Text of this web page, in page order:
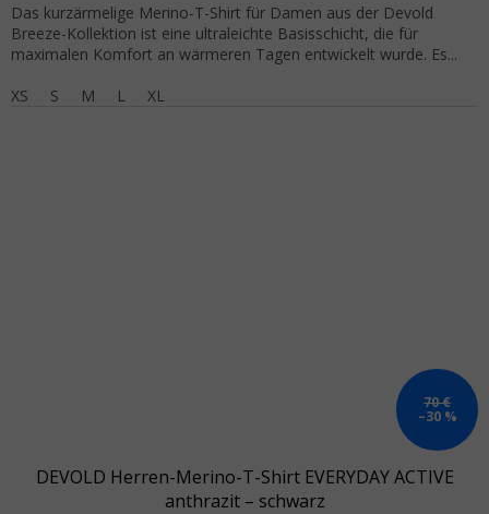
Das kurzärmelige Merino-T-Shirt für Damen aus der Devold
Breeze-Kollektion ist eine ultraleichte Basisschicht, die für
maximalen Komfort an wärmeren Tagen entwickelt wurde. Es...
XS
S M L XL
70 €
–30 %
DEVOLD Herren-Merino-T-Shirt EVERYDAY ACTIVE
anthrazit – schwarz